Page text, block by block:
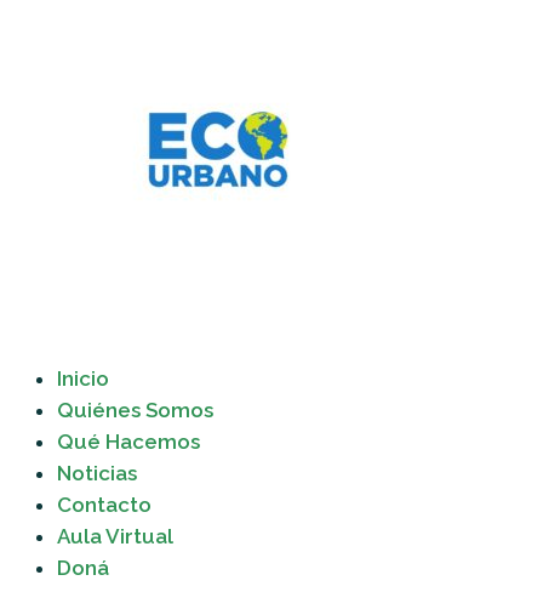
Inicio
Quiénes Somos
Qué Hacemos
Noticias
Contacto
Aula Virtual
Doná